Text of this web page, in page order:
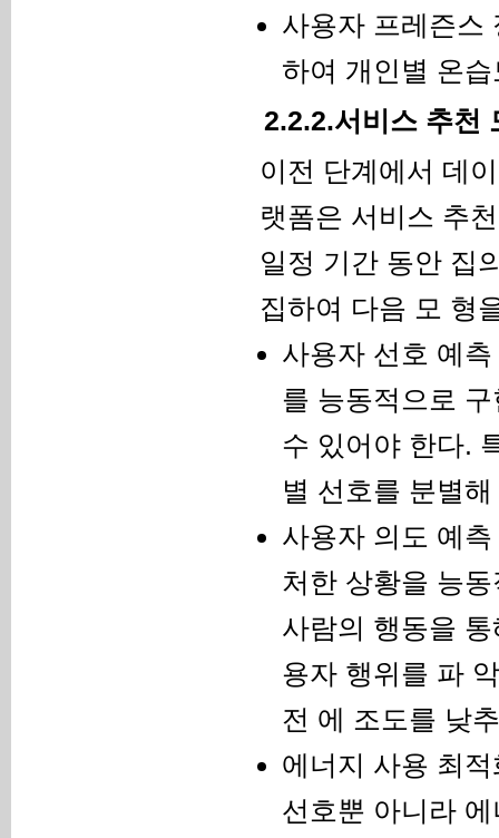
사용자 프레즌스
하여 개인별 온
2.2.2.서비스 추천
이전 단계에서 데
랫폼은 서비스 추
일정 기간 동안 집
집하여 다음 모 형
사용자 선호 예
를 능동적으로
수 있어야 한다.
별 선호를 분별
사용자 의도 예
처한 상황을 능
사람의 행동을
용자 행위를 파
전 에 조도를 낮
에너지 사용 최
선호뿐 아니라